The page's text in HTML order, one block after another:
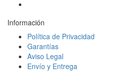
Información
Política de Privacidad
Garantías
Aviso Legal
Envío y Entrega